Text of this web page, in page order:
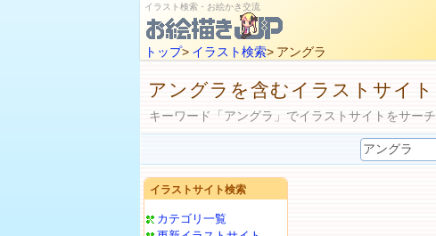
イラスト検索・お絵かき交流
トップ> イラスト検索> アングラ
アングラを含むイラストサイト
キーワード「アングラ」でイラストサイトをサーチ
イラストサイト検索
カテゴリ一覧